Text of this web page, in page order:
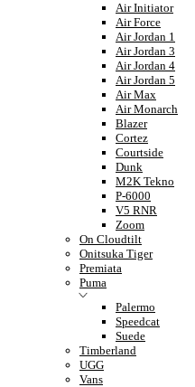
Air Initiator
Air Force
Air Jordan 1
Air Jordan 3
Air Jordan 4
Air Jordan 5
Air Max
Air Monarch
Blazer
Cortez
Courtside
Dunk
M2K Tekno
P-6000
V5 RNR
Zoom
On Cloudtilt
Onitsuka Tiger
Premiata
Puma
Palermo
Speedcat
Suede
Timberland
UGG
Vans